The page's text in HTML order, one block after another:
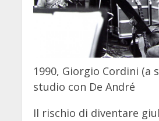
1990, Giorgio Cordini (a
studio con De André
Il rischio di diventare